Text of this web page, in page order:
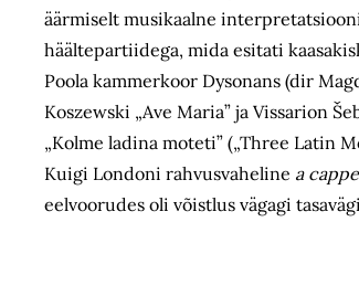
äärmiselt musikaalne
häältepartiidega, mida esitati
Poola kammerkoor Dysonans (dir
Koszewski „Ave Maria” ja Vissarion
„Kolme ladina moteti” („Three Latin
Kuigi Londoni rahvusvaheline a
eelvoorudes oli võistlus vägagi